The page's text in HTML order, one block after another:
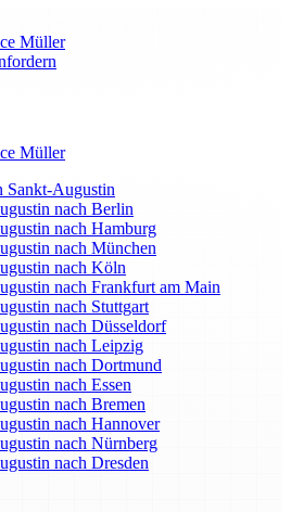
Müller
Müller
Sankt-Augustin
nach Berlin
nach Hamburg
nach München
nach Köln
nach Frankfurt am Main
nach Stuttgart
nach Düsseldorf
nach Leipzig
nach Dortmund
nach Essen
nach Bremen
nach Hannover
nach Nürnberg
nach Dresden